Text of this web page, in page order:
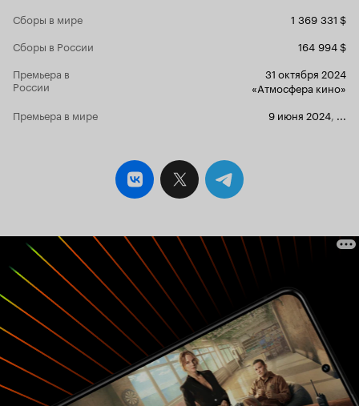
Сборы в мире
1 369 331 $
Сборы в России
164 994 $
Премьера в
России
31 октября 2024
«Атмосфера кино»
Премьера в мире
9 июня 2024